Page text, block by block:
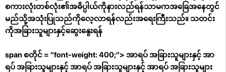
စကားလုံးတစ်လုံး၏အဓိပ္ပါယ်ကိုနားလည်ရန်သာမကအခြေအနေတွင်
မည်သို့အသုံးပြုသည်ကိုလေ့လာရန်လည်းအရေးကြီးသည်။သတင်း
ကိုအခြားသူများနှင့်ဆွေးနွေးရန်
span စတိုင် = "font-weight: 400;"> အာရပ် အခြားသူများနှင့် အာ
ရပ် အခြားသူများနှင့် အာရပ် အခြားသူများနှင့် အာရပ် အခြားသူများ